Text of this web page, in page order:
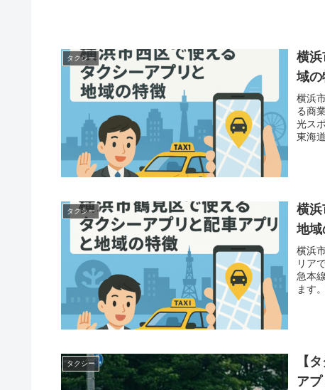
タクシー
横
域
横浜
る商
光ス
東海
タクシー
横
地
横浜
リア
急本
ます
タクシー
【
ア